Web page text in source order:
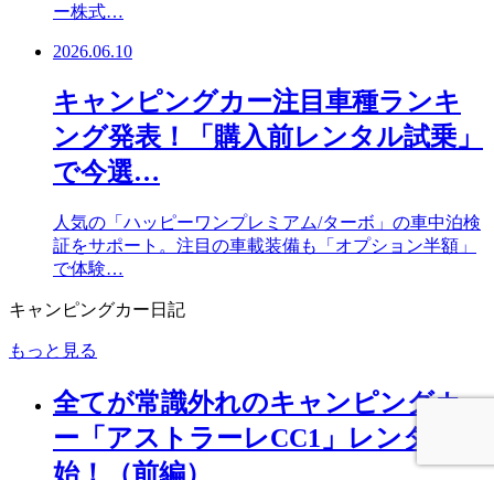
ー株式…
2026.06.10
キャンピングカー注目車種ランキ
ング発表！「購入前レンタル試乗」
で今選…
人気の「ハッピーワンプレミアム/ターボ」の車中泊検
証をサポート。注目の車載装備も「オプション半額」
で体験…
キャンピングカー日記
もっと見る
全てが常識外れのキャンピングカ
ー「アストラーレCC1」レンタル開
始！（前編）